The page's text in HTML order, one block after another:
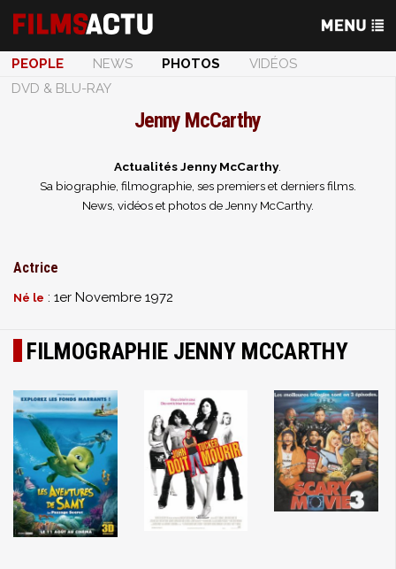
PEOPLE NEWS PHOTOS
VIDÉOS
DVD & BLU-RAY
Jenny McCarthy
Actualités Jenny McCarthy.
Sa biographie, filmographie, ses premiers et derniers films.
News, vidéos et photos de Jenny McCarthy.
Actrice
Né le : 1er Novembre 1972
FILMOGRAPHIE JENNY MCCARTHY